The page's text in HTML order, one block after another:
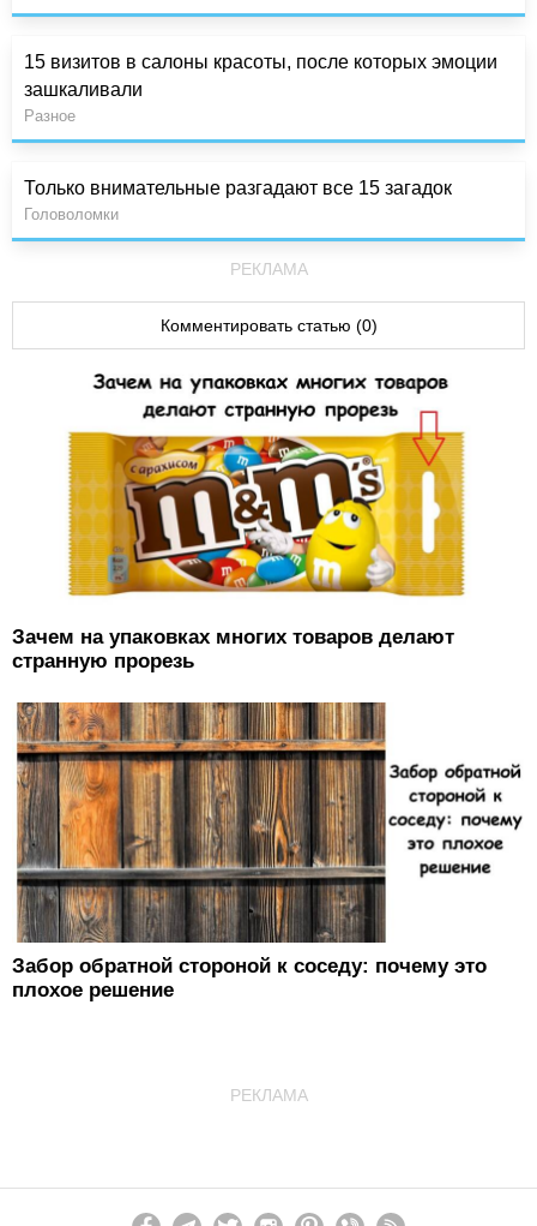
15 визитов в салоны красоты, после которых эмоции
зашкаливали
Разное
Только внимательные разгадают все 15 загадок
Головоломки
РЕКЛАМА
Комментировать статью (0)
Зачем на упаковках многих товаров делают
странную прорезь
Забор обратной стороной к соседу: почему это
плохое решение
РЕКЛАМА